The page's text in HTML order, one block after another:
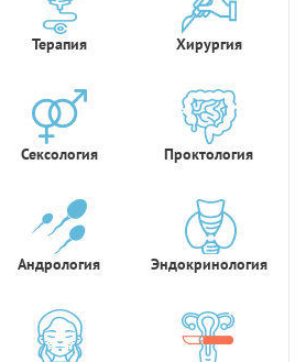
Терапия Хирургия
Сексология Проктология
Андрология Эндокринология